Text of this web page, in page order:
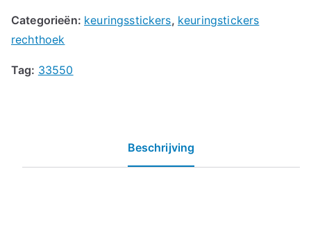
Categorieën: keuringsstickers, keuringstickers
rechthoek
Tag: 33550
Beschrijving